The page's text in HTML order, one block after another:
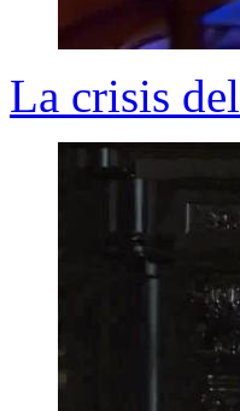
La crisis